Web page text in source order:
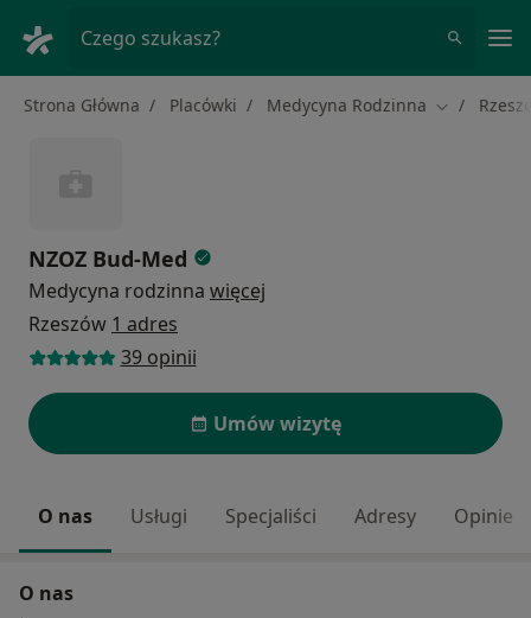
Czego szukasz?
Strona Główna Placówki Medycyna Rodzinna Zmień
NZOZ Bud-Med
Medycyna rodzinna więcej
Rzeszów 1 adres
39 opinii
Umów wizytę
O nas Usługi Specjaliści Adresy Opinie
O nas